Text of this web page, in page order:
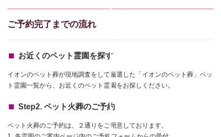
ご予約完了までの流れ
お近くのペット霊園を探す
イオンのペット葬が現地調査をして厳選した「イオンのペット葬」ペッ
ト霊園一覧から、お近くのペット霊園をお探しください。
Step2. ペット火葬のご予約
ペット火葬のご予約は、２通りをご用意しております。